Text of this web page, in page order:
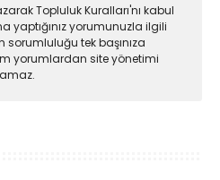
Topluluk Kuralları'nı kabul
yaptığınız yorumunuzla ilgili
tek başınıza
yorumlardan site yönetimi